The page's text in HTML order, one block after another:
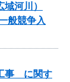
河川）
般競争入
事 に関す